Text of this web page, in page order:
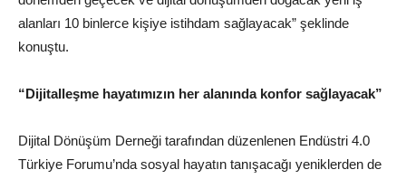
alanları 10 binlerce kişiye istihdam sağlayacak” şeklinde
konuştu.
“Dijitalleşme hayatımızın her alanında konfor sağlayacak”
Dijital Dönüşüm Derneği tarafından düzenlenen Endüstri 4.0
Türkiye Forumu’nda sosyal hayatın tanışacağı yeniklerden de